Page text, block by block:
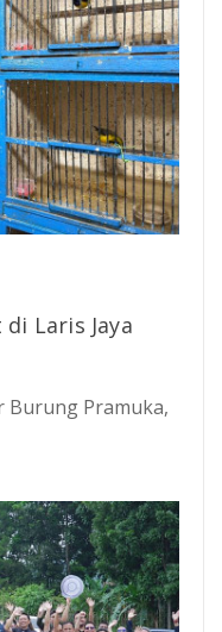
Laris Jaya
Burung Pramuka,